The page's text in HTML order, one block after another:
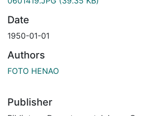
Date
1950-01-01
Authors
FOTO HENAO
Publisher